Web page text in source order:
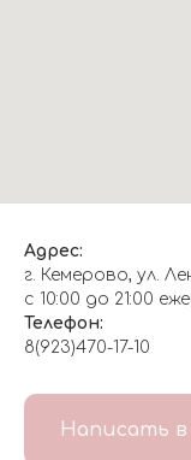
Адрес:
г. Кемерово, ул.
с 10:00 до 21:00
Телефон:
8(923)470-17-10
Написать в